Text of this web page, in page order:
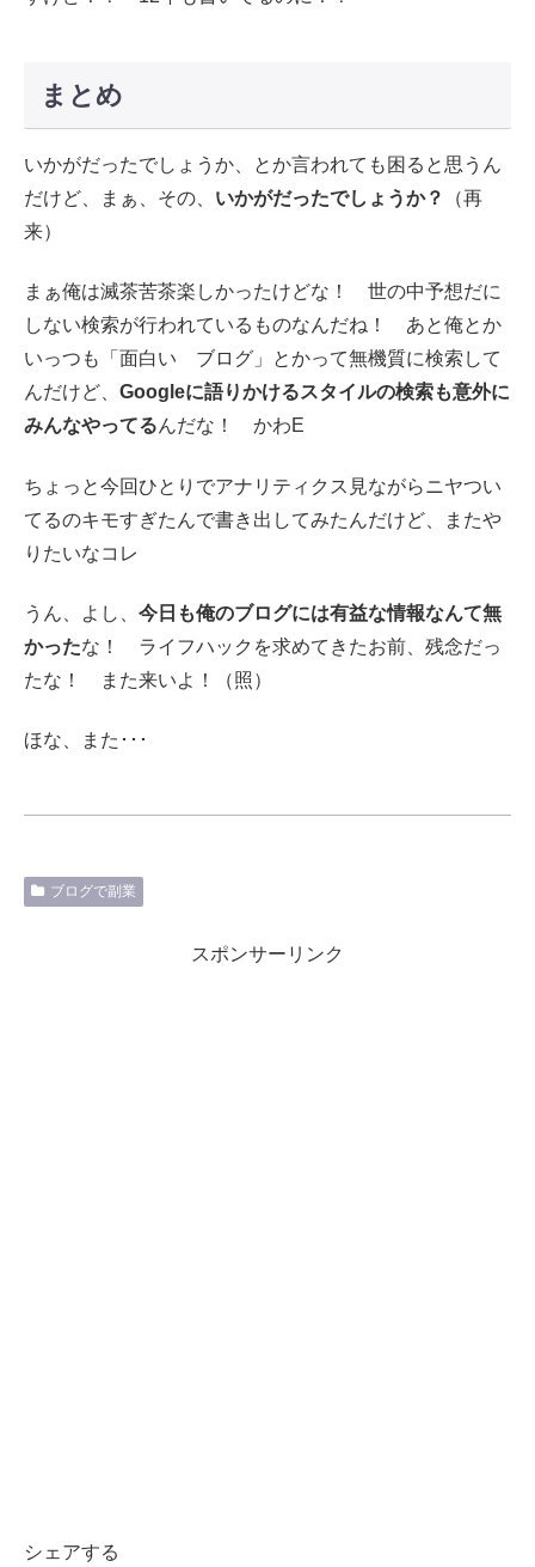
まとめ
いかがだったでしょうか、とか言われても困ると思うん
だけど、まぁ、その、 いかがだったでしょうか？
（再
来）
まぁ俺は滅茶苦茶楽しかったけどな！ 世の中予想だに
しない検索が行われているものなんだね！ あと俺とか
いっつも「面白い ブログ」とかって無機質に検索して
んだけど、 Googleに語りかけるスタイルの検索も意外に
みんなやってるんだな！ かわE
ちょっと今回ひとりでアナリティクス見ながらニヤつい
てるのキモすぎたんで書き出してみたんだけど、またや
りたいなコレ
うん、よし、 今日も俺のブログには有益な情報なんて無
かったな！ ライフハックを求めてきたお前、残念だっ
たな！ また来いよ！（照）
ほな、また･･･
ブログで副業
スポンサーリンク
シェアする